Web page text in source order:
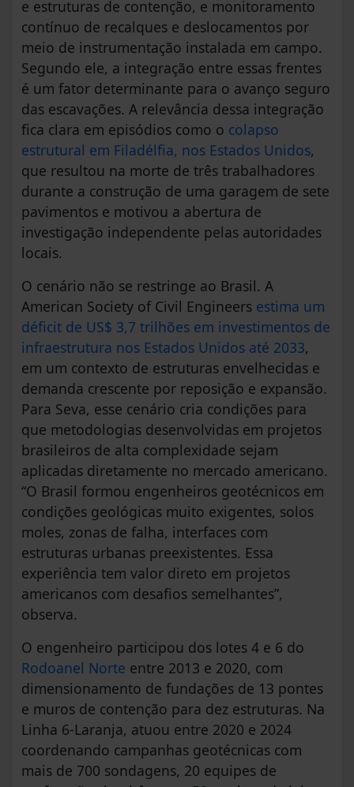
e estruturas de contenção, e monitoramento
contínuo de recalques e deslocamentos por
meio de instrumentação instalada em campo.
Segundo ele, a integração entre essas frentes
é um fator determinante para o avanço seguro
das escavações. A relevância dessa integração
fica clara em episódios como o colapso
estrutural em Filadélfia, nos Estados Unidos,
que resultou na morte de três trabalhadores
durante a construção de uma garagem de sete
pavimentos e motivou a abertura de
investigação independente pelas autoridades
locais.
O cenário não se restringe ao Brasil. A
American Society of Civil Engineers estima um
déficit de US$ 3,7 trilhões em investimentos de
infraestrutura nos Estados Unidos até 2033,
em um contexto de estruturas envelhecidas e
demanda crescente por reposição e expansão.
Para Seva, esse cenário cria condições para
que metodologias desenvolvidas em projetos
brasileiros de alta complexidade sejam
aplicadas diretamente no mercado americano.
“O Brasil formou engenheiros geotécnicos em
condições geológicas muito exigentes, solos
moles, zonas de falha, interfaces com
estruturas urbanas preexistentes. Essa
experiência tem valor direto em projetos
americanos com desafios semelhantes”,
observa.
O engenheiro participou dos lotes 4 e 6 do
Rodoanel Norte entre 2013 e 2020, com
dimensionamento de fundações de 13 pontes
e muros de contenção para dez estruturas. Na
Linha 6-Laranja, atuou entre 2020 e 2024
coordenando campanhas geotécnicas com
mais de 700 sondagens, 20 equipes de